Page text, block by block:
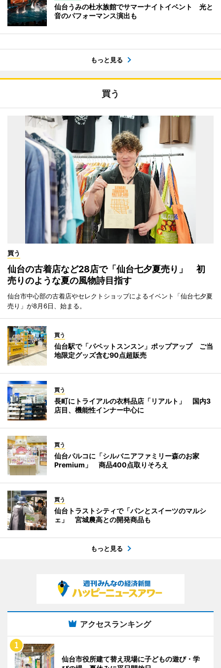
仙台うみの杜水族館でサマーナイトイベント 光と
音のパフォーマンス演出も
もっと見る
買う
買う
仙台の古着店など28店で「仙台七夕夏売り」 初
売りのような夏の風物詩目指す
仙台市中心部の古着店やセレクトショップによるイベント「仙台七夕夏
売り」が8月6日、始まる。
買う
仙台駅で「パペットスンスン」ポップアップ ご当
地限定グッズ含む90点超販売
買う
長町にトライアルの衣料品店「リアルト」 国内3
店目、機能性インナー中心に
買う
仙台パルコに「シルバニアファミリー森のお家
Premium」 商品400点取りそろえ
買う
仙台トラストシティで「パンとスイーツのマルシ
ェ」 宮城農高との開発商品も
もっと見る
アクセスランキング
仙台市役所建て替え現場に子どもの遊び・学